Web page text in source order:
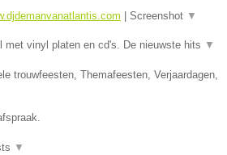
Screenshot ▼
met vinyl platen en cd's. De nieuwste hits ▼
trouwfeesten, Themafeesten, Verjaardagen,
▼